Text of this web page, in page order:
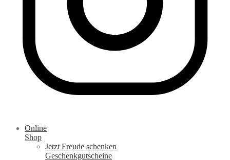
Online
Shop
Jetzt Freude schenken
Geschenkgutscheine